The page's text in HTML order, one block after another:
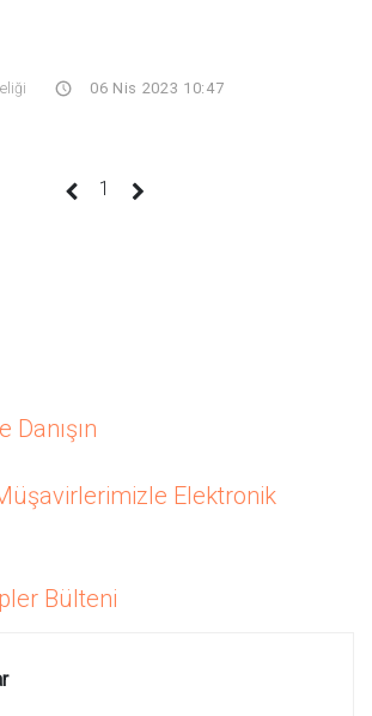
06 Nis 2023 10:47
1 (current)
Danışın
Elektronik
Bülteni